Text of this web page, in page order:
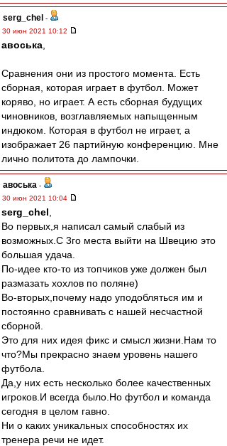
serg_chel -
30 июн 2021 10:12
авоська
Сравнения они из простого момента. Есть
сборная, которая играет в футбол. Может
коряво, но играет. А есть сборная будущих
чиновников, возглавляемых напыщенным
индюком. Которая в футбол не играет, а
изображает 26 партийную конференцию. Мне
лично политота до лампочки.
авоська -
30 июн 2021 10:04
serg_chel
Во первых,я написал самый слабый из
возможных.С 3го места выйти на Швецию это
большая удача.
По-идее кто-то из топчиков уже должен был
размазать хохлов по поляне)
Во-вторых,почему надо уподобляться им и
постоянно сравнивать с нашей несчастной
сборной.
Это для них идея фикс и смысл жизни.Нам то
что?Мы прекрасно знаем уровень нашего
футбола.
Да,у них есть несколько более качественных
игроков.И всегда было.Но футбол и команда
сегодня в целом гавно.
Ни о каких уникальных способностях их
тренера речи не идет.